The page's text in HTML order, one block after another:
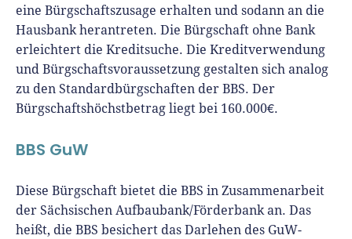
eine Bürgschaftszusage erhalten und sodann an die
Hausbank herantreten. Die Bürgschaft ohne Bank
erleichtert die Kreditsuche. Die Kreditverwendung
und Bürgschaftsvoraussetzung gestalten sich analog
zu den Standardbürgschaften der BBS. Der
Bürgschaftshöchstbetrag liegt bei 160.000€.
BBS GuW
Diese Bürgschaft bietet die BBS in Zusammenarbeit
der Sächsischen Aufbaubank/Förderbank an. Das
heißt, die BBS besichert das Darlehen des GuW-